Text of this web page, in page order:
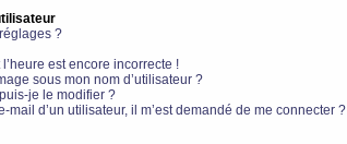
?
est encore incorrecte !
sous mon nom d’utilisateur ?
je le modifier ?
mail d’un utilisateur, il m’est demandé de me connecter ?